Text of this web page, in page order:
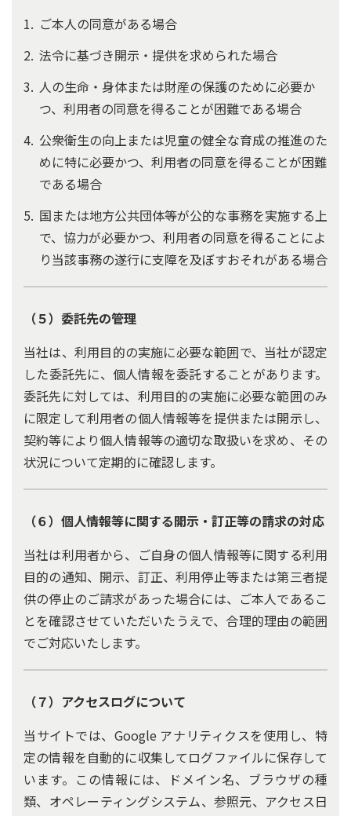
ご本人の同意がある場合
法令に基づき開示・提供を求められた場合
人の生命・身体または財産の保護のために必要か
つ、利用者の同意を得ることが困難である場合
公衆衛生の向上または児童の健全な育成の推進のた
めに特に必要かつ、利用者の同意を得ることが困難
である場合
国または地方公共団体等が公的な事務を実施する上
で、協力が必要かつ、利用者の同意を得ることによ
り当該事務の遂行に支障を及ぼすおそれがある場合
（５）委託先の管理
当社は、利用目的の実施に必要な範囲で、当社が認定
した委託先に、個人情報を委託することがあります。
委託先に対しては、利用目的の実施に必要な範囲のみ
に限定して利用者の個人情報等を提供または開示し、
契約等により個人情報等の適切な取扱いを求め、その
状況について定期的に確認します。
（６）個人情報等に関する開示・訂正等の請求の対応
当社は利用者から、ご自身の個人情報等に関する利用
目的の通知、開示、訂正、利用停止等または第三者提
供の停止のご請求があった場合には、ご本人であるこ
とを確認させていただいたうえで、合理的理由の範囲
でご対応いたします。
（７）アクセスログについて
当サイトでは、Google アナリティクスを使用し、特
定の情報を自動的に収集してログファイルに保存して
います。この情報には、ドメイン名、ブラウザの種
類、オペレーティングシステム、参照元、アクセス日